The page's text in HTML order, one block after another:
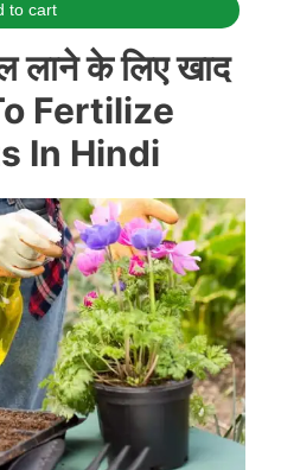
to cart
लाने के लिए खाद
Fertilize
In Hindi